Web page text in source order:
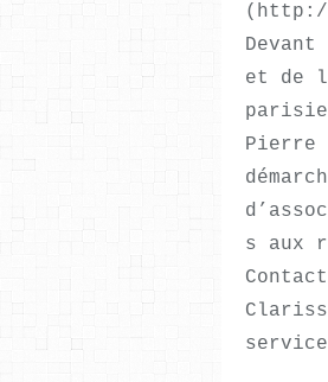
(http://
et de
Pierre
s aux